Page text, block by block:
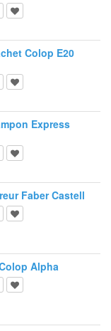
Colop E20
Express
Faber Castell
Alpha